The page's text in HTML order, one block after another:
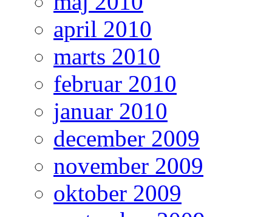
april 2010
marts 2010
februar 2010
januar 2010
december 2009
november 2009
oktober 2009